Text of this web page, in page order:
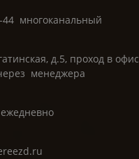
44 многоканальный
д.5, проход в офис
менеджера